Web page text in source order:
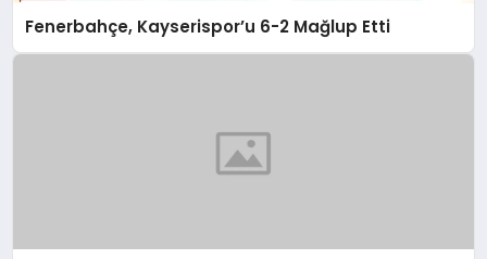
Fenerbahçe, Kayserispor’u 6-2 Mağlup Etti